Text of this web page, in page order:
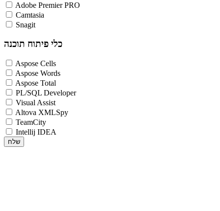
Adobe Premier PRO
Camtasia
Snagit
כלי פיתוח תוכנה
Aspose Cells
Aspose Words
Aspose Total
PL/SQL Developer
Visual Assist
Altova XMLSpy
TeamCity
Intellij IDEA